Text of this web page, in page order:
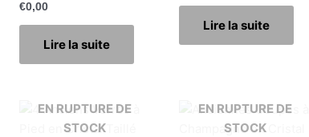
€0,00
Lire la suite
Lire la suite
EN RUPTURE DE
STOCK
EN RUPTURE DE
STOCK